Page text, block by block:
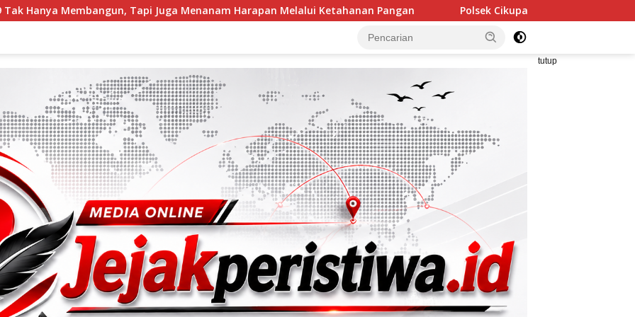
Tapi Juga Menanam Harapan Melalui Ketahanan Pangan Polsek Cikupa Gelar Patroli Public Address, Edukasi
tutup